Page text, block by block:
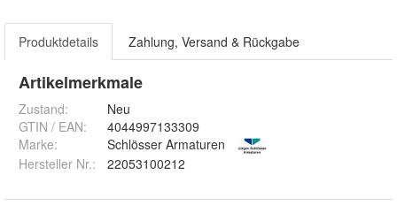
Produktdetails Zahlung, Versand & Rückgabe
Artikelmerkmale
Zustand:
Neu
GTIN / EAN:
4044997133309
Marke:
Schlösser Armaturen
Hersteller Nr.:
22053100212